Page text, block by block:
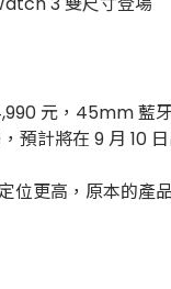
元，45mm 藍
預計將在 9 月 10
更高，原本的產